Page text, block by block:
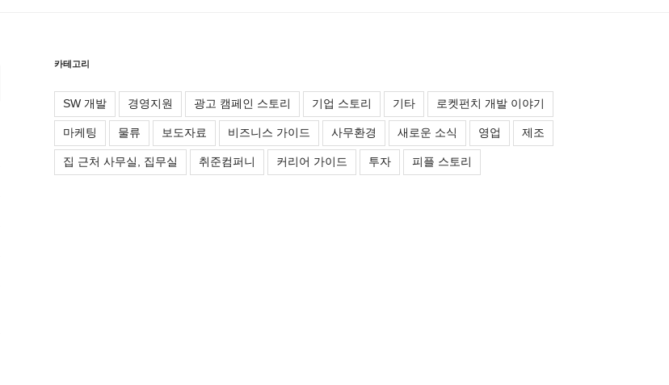
카테고리
SW 개발 경영지원 광고 캠페인 스토리 기업 스토리 기타 로켓펀치 개발 이야기
마케팅 물류 보도자료 비즈니스 가이드 사무환경 새로운 소식 영업 제조
집 근처 사무실, 집무실 취준컴퍼니 커리어 가이드 투자 피플 스토리